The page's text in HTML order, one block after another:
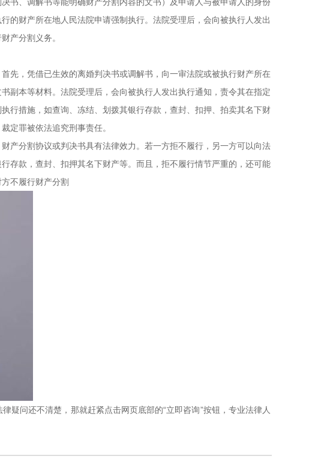
的财产所在地人民法院申请强制执行。法院受理后，会向被执行人发出
产分割义务。
先，凭借已生效的离婚判决书或调解书，向一审法院或被执行财产所在
副本等材料。法院受理后，会向被执行人发出执行通知，责令其在指定
行措施，如查询、冻结、划拨其银行存款，查封、扣押、拍卖其名下财
定罪被依法追究刑事责任。
产分割协议或判决书具有法律效力。若一方拒不履行，另一方可以向法
存款，查封、扣押其名下财产等。而且，拒不履行情节严重的，还可能
不履行财产分割
疑问还不清楚，那就赶紧点击网页底部的“立即咨询”按钮，专业法律人